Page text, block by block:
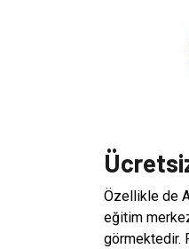
Özellikle de
eğitim
görmektedir.